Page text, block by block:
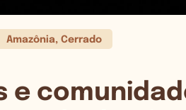
Amazônia, Cerrado
e